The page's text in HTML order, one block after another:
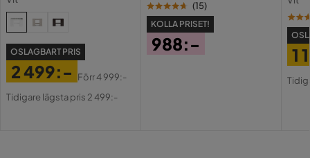
OSLAGBART PRIS
Pris
2 499:-
Original
Förr4 999:-
Tidigare lägsta pris 2 499:-
(15)
KOLLA PRISET!
988:-
1